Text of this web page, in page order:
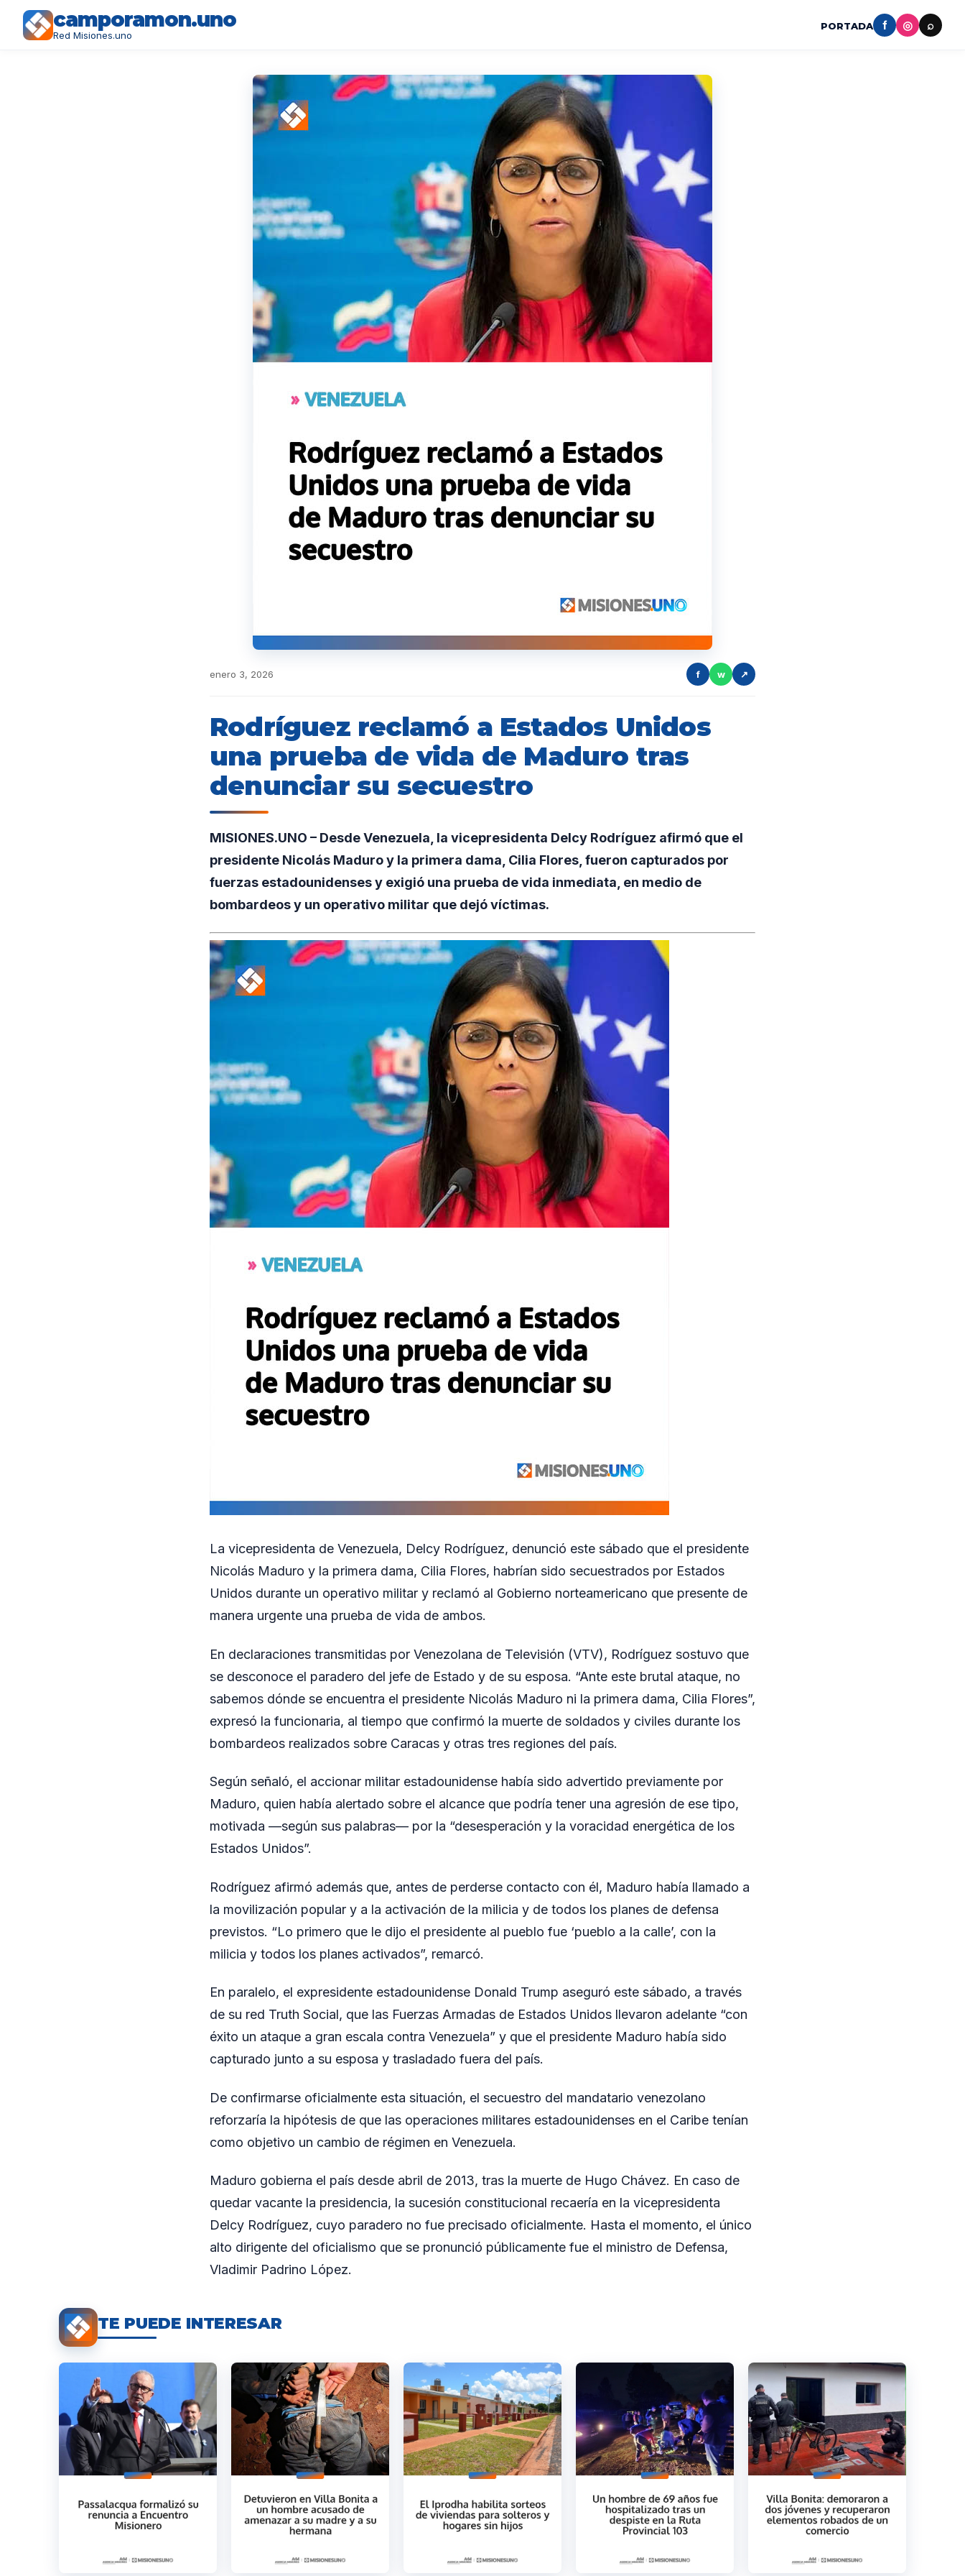
camporamon.uno
Red Misiones.uno
PORTADA f ◎ ⌕
enero 3, 2026 f w ↗
Rodríguez reclamó a Estados Unidos
una prueba de vida de Maduro tras
denunciar su secuestro
MISIONES.UNO – Desde Venezuela, la vicepresidenta Delcy Rodríguez afirmó que el
presidente Nicolás Maduro y la primera dama, Cilia Flores, fueron capturados por
fuerzas estadounidenses y exigió una prueba de vida inmediata, en medio de
bombardeos y un operativo militar que dejó víctimas.
La vicepresidenta de Venezuela, Delcy Rodríguez, denunció este sábado que el presidente
Nicolás Maduro y la primera dama, Cilia Flores, habrían sido secuestrados por Estados
Unidos durante un operativo militar y reclamó al Gobierno norteamericano que presente de
manera urgente una prueba de vida de ambos.
En declaraciones transmitidas por Venezolana de Televisión (VTV), Rodríguez sostuvo que
se desconoce el paradero del jefe de Estado y de su esposa. “Ante este brutal ataque, no
sabemos dónde se encuentra el presidente Nicolás Maduro ni la primera dama, Cilia Flores”,
expresó la funcionaria, al tiempo que confirmó la muerte de soldados y civiles durante los
bombardeos realizados sobre Caracas y otras tres regiones del país.
Según señaló, el accionar militar estadounidense había sido advertido previamente por
Maduro, quien había alertado sobre el alcance que podría tener una agresión de ese tipo,
motivada —según sus palabras— por la “desesperación y la voracidad energética de los
Estados Unidos”.
Rodríguez afirmó además que, antes de perderse contacto con él, Maduro había llamado a
la movilización popular y a la activación de la milicia y de todos los planes de defensa
previstos. “Lo primero que le dijo el presidente al pueblo fue ‘pueblo a la calle’, con la
milicia y todos los planes activados”, remarcó.
En paralelo, el expresidente estadounidense Donald Trump aseguró este sábado, a través
de su red Truth Social, que las Fuerzas Armadas de Estados Unidos llevaron adelante “con
éxito un ataque a gran escala contra Venezuela” y que el presidente Maduro había sido
capturado junto a su esposa y trasladado fuera del país.
De confirmarse oficialmente esta situación, el secuestro del mandatario venezolano
reforzaría la hipótesis de que las operaciones militares estadounidenses en el Caribe tenían
como objetivo un cambio de régimen en Venezuela.
Maduro gobierna el país desde abril de 2013, tras la muerte de Hugo Chávez. En caso de
quedar vacante la presidencia, la sucesión constitucional recaería en la vicepresidenta
Delcy Rodríguez, cuyo paradero no fue precisado oficialmente. Hasta el momento, el único
alto dirigente del oficialismo que se pronunció públicamente fue el ministro de Defensa,
Vladimir Padrino López.
TE PUEDE INTERESAR